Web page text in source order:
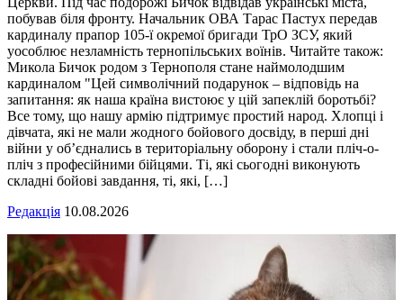
побував біля фронту. Начальник ОВА Тарас Пастух передав
кардиналу прапор 105-ї окремої бригади ТрО ЗСУ, який
уособлює незламність тернопільських воїнів. Читайте також:
Микола Бичок родом з Тернополя стане наймолодшим
кардиналом "Цей символічний подарунок – відповідь на
запитання: як наша країна вистоює у цій запеклій боротьбі?
Все тому, що нашу армію підтримує простий народ. Хлопці і
дівчата, які не мали жодного бойового досвіду, в перші дні
війни у об’єднались в територіальну оборону і стали пліч-о-
пліч з професійними бійцями. Ті, які сьогодні виконують
складні бойові завдання, ті, які, […]
Редакція 10.08.2026